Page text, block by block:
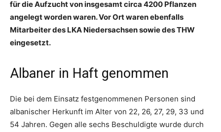
für die Aufzucht von insgesamt circa 4200 Pflanzen
angelegt worden waren. Vor Ort waren ebenfalls
Mitarbeiter des LKA Niedersachsen sowie des THW
eingesetzt.
Albaner in Haft genommen
Die bei dem Einsatz festgenommenen Personen sind
albanischer Herkunft im Alter von 22, 26, 27, 29, 33 und
54 Jahren. Gegen alle sechs Beschuldigte wurde durch